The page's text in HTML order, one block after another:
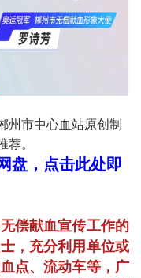
州市中心血站原创制
荐。
盘，点击此处即
偿献血宣传工作的
，充分利用单位或
点、流动车等，广